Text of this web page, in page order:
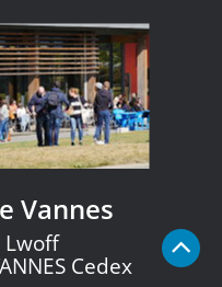
Vannes
Lwoff
Cedex